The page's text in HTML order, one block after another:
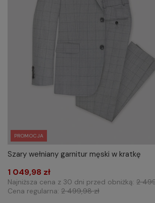
PROMOCJA
Szary wełniany garnitur męski w kratkę
1 049,98 zł
Najniższa cena z 30 dni przed obniżką: 2
Cena regularna: 2 499,98 zł